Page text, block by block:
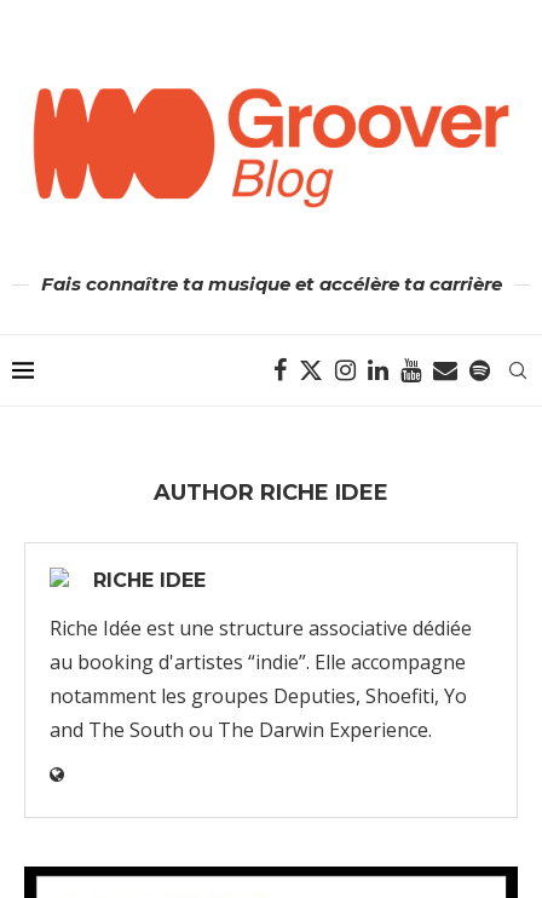
Fais connaître ta musique et accélère ta carrière
AUTHOR RICHE IDEE
RICHE IDEE
Riche Idée est une structure associative dédiée
au booking d'artistes “indie”. Elle accompagne
notamment les groupes Deputies, Shoefiti, Yo
and The South ou The Darwin Experience.